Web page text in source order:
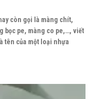
còn gọi là màng chít,
bọc pe, màng co pe,…, viết
tên của một loại nhựa